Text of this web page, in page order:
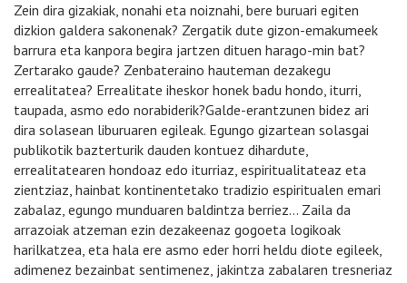
Zein dira gizakiak, nonahi eta noiznahi, bere buruari egiten
dizkion galdera sakonenak? Zergatik dute gizon-emakumeek
barrura eta kanpora begira jartzen dituen harago-min bat?
Zertarako gaude? Zenbateraino hauteman dezakegu
errealitatea? Errealitate iheskor honek badu hondo, iturri,
taupada, asmo edo norabiderik?Galde-erantzunen bidez ari
dira solasean liburuaren egileak. Egungo gizartean solasgai
publikotik bazterturik dauden kontuez dihardute,
errealitatearen hondoaz edo iturriaz, espiritualitateaz eta
zientziaz, hainbat kontinentetako tradizio espiritualen emari
zabalaz, egungo munduaren baldintza berriez… Zaila da
arrazoiak atzeman ezin dezakeenaz gogoeta logikoak
harilkatzea, eta hala ere asmo eder horri heldu diote egileek,
adimenez bezainbat sentimenez, jakintza zabalaren tresneriaz